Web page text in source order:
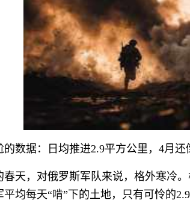
的数据：日均推进2.9平方公里，4月还
春天，对俄罗斯军队来说，格外寒冷
平均每天“啃”下的土地，只有可怜的